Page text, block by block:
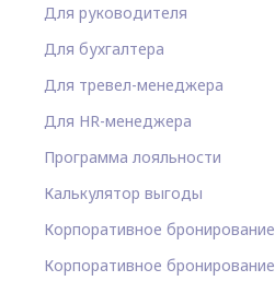
Для руководителя
Для бухгалтера
Для тревел-менеджера
Для HR-менеджера
Программа лояльности
Калькулятор выгоды
Корпоративное
Корпоративное